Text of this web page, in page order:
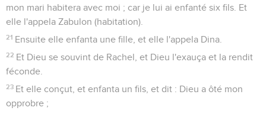
mon mari habitera avec moi ; car je lui ai enfanté six fils. Et
elle l'appela Zabulon (habitation).
21 Ensuite elle enfanta une fille, et elle l'appela Dina.
22 Et Dieu se souvint de Rachel, et Dieu l'exauça et la rendit
féconde.
23 Et elle conçut, et enfanta un fils, et dit : Dieu a ôté mon
opprobre ;